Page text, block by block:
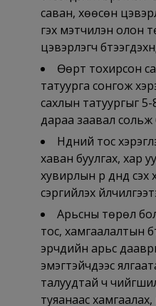
саван, хөөсөн
гэх мэтчилэн олон
цэвэрлэгч
Өөрт тохирсон
татуурга сонгож
сахлын татуургыг
дараа заавал сольж
Нүдний тос
хаван буулгах, хар
хувирлын үр дүнд
сэргийлэх
Арьсны төрөл
тос, хамгаалалтын
эрчүүдийн арьс
эмэгтэйчүүдээс
талуудтай ч
туяанаас